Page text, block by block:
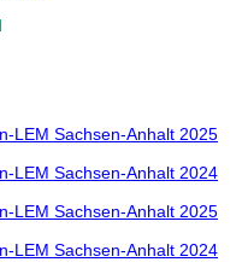
LEM Sachsen-Anhalt 2025
LEM Sachsen-Anhalt 2024
LEM Sachsen-Anhalt 2025
LEM Sachsen-Anhalt 2024